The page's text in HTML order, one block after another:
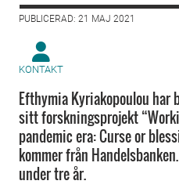
PUBLICERAD: 21 MAJ 2021
KONTAKT
Efthymia Kyriakopoulou
sitt forskningsprojekt
pandemic era: Curse or
kommer från
under tre år.